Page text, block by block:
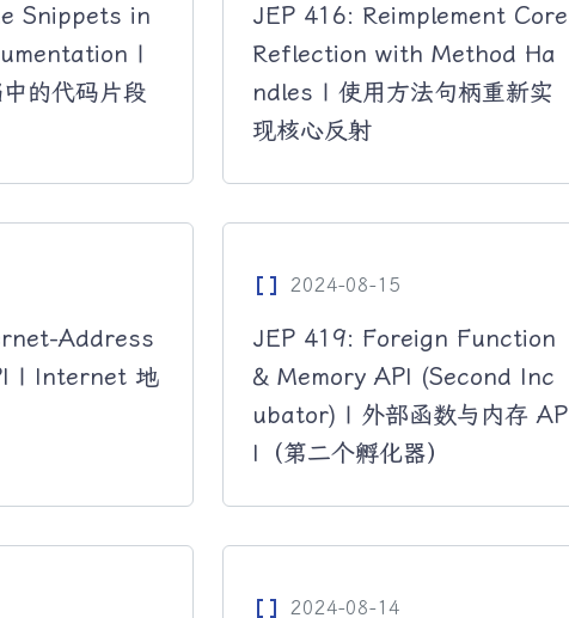
Snippets in
|
的代码片段
JEP 416: Reimplement Core
Reflection with Method Ha
ndles | 使用方法句柄重新实
现核心反射
Address
| Internet 地
Data_Array 2024-08-15
JEP 419: Foreign Function
& Memory API (Second Inc
ubator) | 外部函数与内存 AP
I（第二个孵化器）
Data_Array 2024-08-14